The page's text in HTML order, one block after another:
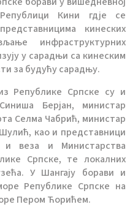
Кини гдје се
кинеских
инфраструктурних
у сарадњи са кинеским
за будућу сарадњу.
Републике Српске су и
Берјан, министар
Селма Чабрић, министар
као и представници
и веза и Mинистарства
Српске, те локалних
У Шангају борави и
Републике Српске на
Пером Ћорићем.